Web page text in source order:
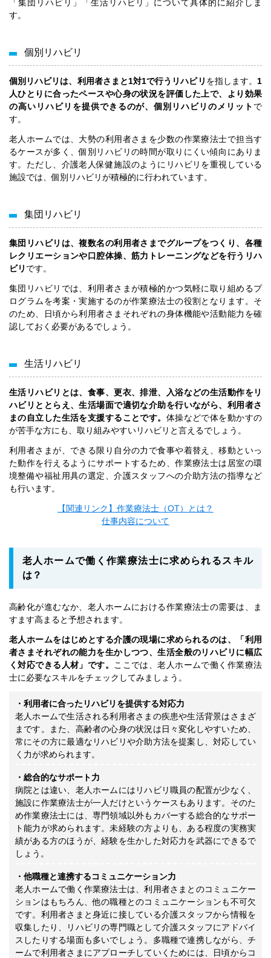
「集団リハビリ」「生活リハビリ」について具体的に紹介しま
す。
個別リハビリ
個別リハビリは、利用者さまと1対1で行うリハビリ を指します。 1
人ひとりに合ったペースや心身の状況を評価した上で、より効果
の高いリハビリを提供できるのが、個別リハビリのメリット で
す。
老人ホームでは、大勢の利用者さまを少数の作業療法士で担当す
るケースが多く、個別リハビリの時間が取りにくい傾向にありま
す。ただし、介護老人保健施設のようにリハビリを重視している
施設では、個別リハビリが積極的に行われています。
集団リハビリ
集団リハビリは、複数名の利用者さまでグループをつくり、各種
レクリエーションや口腔体操、筋力トレーニングなどを行うリハ
ビリ です。
集団リハビリでは、利用者さまが積極的かつ気軽に取り組めるプ
ログラムを考案・実施するのが作業療法士の役割となります。そ
のため、日頃から利用者さまそれぞれの身体機能や活動能力を確
認しておく必要があるでしょう。
生活リハビリ
生活リハビリとは、食事、更衣、排泄、入浴などの生活動作をリ
ハビリととらえ、生活場面で適切な介助を行いながら、利用者さ
まの自立した生活を支援することです。 体操などで体を動かすの
が苦手な方にも、取り組みやすいリハビリと言えるでしょう。
利用者さまが、できる限り自分の力で食事や着替え、移動といっ
た動作を行えるようにサポートするため、作業療法士は居室の環
境整備や福祉用具の選定、介護スタッフへの介助方法の指導など
も行います。
【関連リンク】作業療法士（OT）とは？
仕事内容について
老人ホームで働く作業療法士に求められるスキル
は？
高齢化が進むなか、老人ホームにおける作業療法士の需要は、ま
すます高まると予想されます。
老人ホームをはじめとする介護の現場に求められるのは、「利用
者さまそれぞれの能力を生かしつつ、生活全般のリハビリに幅広
く対応できる人材」です。
ここでは、老人ホームで働く作業療法
士に必要なスキルをチェックしてみましょう。
・利用者に合ったリハビリを提供する対応力
老人ホームで生活される利用者さまの疾患や生活背景はさまざ
まです。また、高齢者の心身の状況は日々変化しやすいため、
常にその方に最適なリハビリや介助方法を提案し、対応してい
く力が求められます。
・総合的なサポート力
病院とは違い、老人ホームにはリハビリ職員の配置が少なく、
施設に作業療法士が一人だけというケースもあります。そのた
め作業療法士には、専門領域以外もカバーする総合的なサポー
ト能力が求められます。未経験の方よりも、ある程度の実務実
績がある方のほうが、経験を生かした対応力を武器にできるで
しょう。
・他職種と連携するコミュニケーション力
老人ホームで働く作業療法士は、利用者さまとのコミュニケー
ションはもちろん、他の職種とのコミュニケーションも不可欠
です。利用者さまと身近に接している介護スタッフから情報を
収集したり、リハビリの専門職として介護スタッフにアドバイ
スしたりする場面も多いでしょう。多職種で連携しながら、チ
ームで利用者さまにアプローチしていくためには、日頃からコ